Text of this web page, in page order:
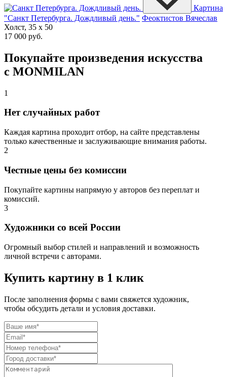
Картина
"Санкт Петербурга. Дождливый день." Феоктистов Вячеслав
Холст, 35 x 50
17 000 руб.
Покупайте произведения искусства
с MONMILAN
1
Нет случайных работ
Каждая картина проходит отбор, на сайте представлены
только качественные и заслуживающие внимания работы.
2
Честные цены без комиссии
Покупайте картины напрямую у авторов без переплат и
комиссий.
3
Художники со всей России
Огромный выбор стилей и направлений и возможность
личной встречи с авторами.
Купить картину в 1 клик
После заполнения формы с вами свяжется художник,
чтобы обсудить детали и условия доставки.